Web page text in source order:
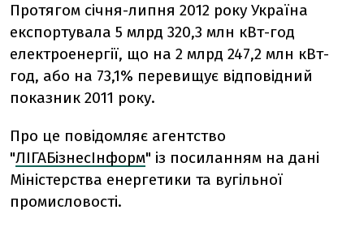
Протягом січня-липня 2012 року Україна
експортувала 5 млрд 320,3 млн кВт-год
електроенергії, що на 2 млрд 247,2 млн кВт-
год, або на 73,1% перевищує відповідний
показник 2011 року.
Про це повідомляє агентство
"ЛІГАБізнесІнформ" із посиланням на дані
Міністерства енергетики та вугільної
промисловості.